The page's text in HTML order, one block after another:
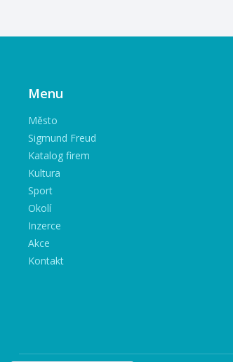
Menu
Město
Sigmund Freud
Katalog firem
Kultura
Sport
Okolí
Inzerce
Akce
Kontakt